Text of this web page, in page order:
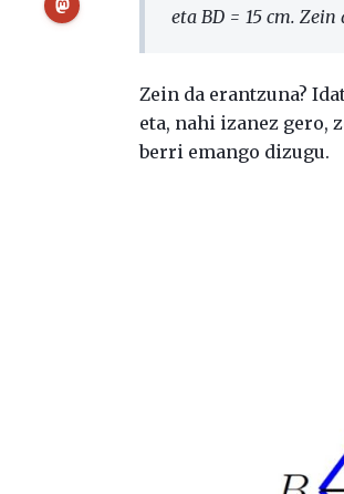
eta BD = 15 cm.
Zein da erantzuna?
eta, nahi izanez gero,
berri emango dizugu.